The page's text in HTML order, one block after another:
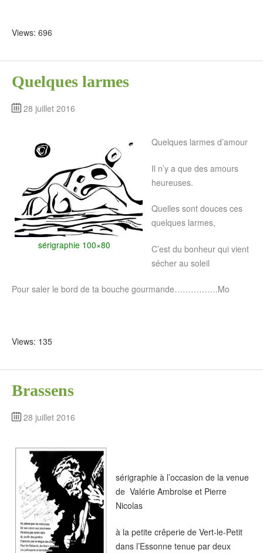
Views: 696
Quelques larmes
28 juillet 2016
sérigraphie 100×80
Quelques larmes d’amour
Il n’y a que des amours
heureuses.
Quelles sont douces ces
quelques larmes,
C’est du bonheur qui vient
sécher au soleil
Pour saler le bord de ta bouche gourmande…………….Mo
Views: 135
Brassens
28 juillet 2016
sérigraphie à l’occasion de la venue
de Valérie Ambroise et Pierre
Nicolas
à la petite crêperie de Vert-le-Petit
dans l’Essonne tenue par deux